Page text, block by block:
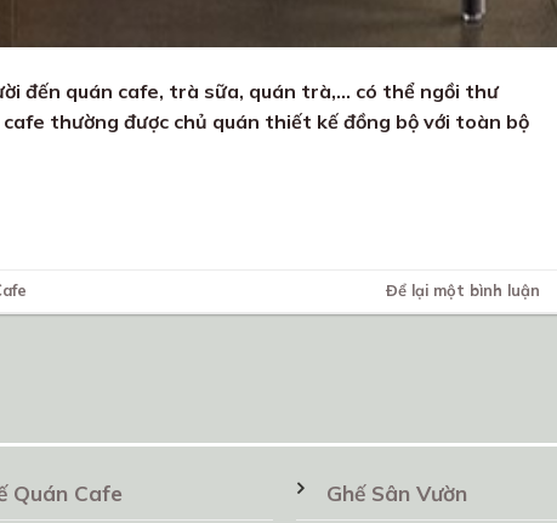
đến quán cafe, trà sữa, quán trà,… có thể ngồi thư
thường được chủ quán thiết kế đồng bộ với toàn bộ
Để lại một bình luận
Quán Cafe Ghế Sân Vườn